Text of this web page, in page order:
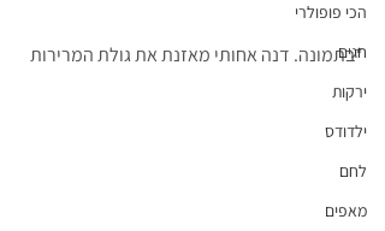
הכי פופולרי
חגים
ירקות
ילדודס
לחם
מאפים
*בתמונה. דנה אחותי מאזנת את גולת המרירות